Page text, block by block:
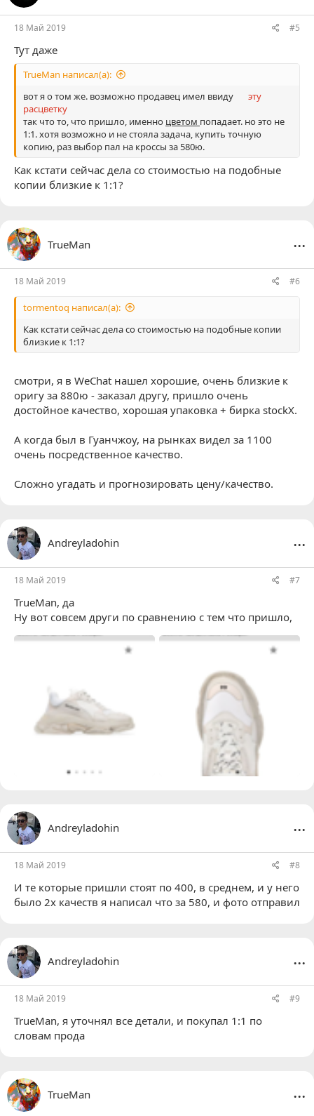
:
18 Май 2019
#5
Тут даже
TrueMan написал(а):
вот я о том же. возможно продавец имел ввиду
эту
расцветку
так что то, что пришло, именно цветом попадает. но это не
1:1. хотя возможно и не стояла задача, купить точную
копию, раз выбор пал на кроссы за 580ю.
Как кстати сейчас дела со стоимостью на подобные
копии близкие к 1:1?
TrueMan ...
18 Май 2019 #6
tormentoq написал(а):
Как кстати сейчас дела со стоимостью на подобные копии
близкие к 1:1?
смотри, я в WeChat нашел хорошие, очень близкие к
оригу за 880ю - заказал другу, пришло очень
достойное качество, хорошая упаковка + бирка stockX.
А когда был в Гуанчжоу, на рынках видел за 1100
очень посредственное качество.
Сложно угадать и прогнозировать цену/качество.
Andreyladohin ...
18 Май 2019 #7
TrueMan, да
Ну вот совсем други по сравнению с тем что пришло,
Andreyladohin ...
18 Май 2019 #8
И те которые пришли стоят по 400, в среднем, и у него
было 2х качеств я написал что за 580, и фото отправил
Andreyladohin ...
18 Май 2019 #9
TrueMan, я уточнял все детали, и покупал 1:1 по
словам прода
TrueMan ...